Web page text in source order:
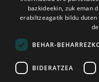
2026ko eka. 1a
bazkideekin, zuk eman
erabiltzeagatik bildu
BEHAR-
BIDERATZEA